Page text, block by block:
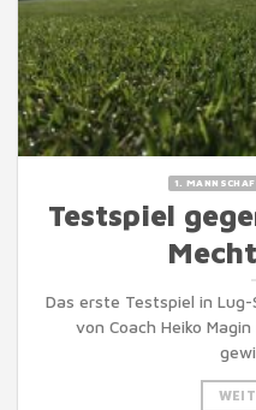
1.
Testspiel
Das erste Testspiel in
von Coach Heiko